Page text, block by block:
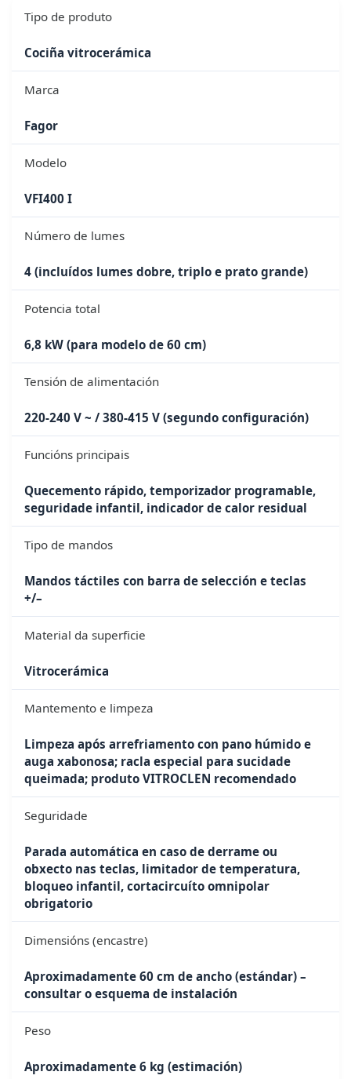
Tipo de produto
Cociña vitrocerámica
Marca
Fagor
Modelo
VFI400 I
Número de lumes
4 (incluídos lumes dobre, triplo e prato grande)
Potencia total
6,8 kW (para modelo de 60 cm)
Tensión de alimentación
220-240 V ~ / 380-415 V (segundo configuración)
Funcións principais
Quecemento rápido, temporizador programable,
seguridade infantil, indicador de calor residual
Tipo de mandos
Mandos táctiles con barra de selección e teclas
+/–
Material da superficie
Vitrocerámica
Mantemento e limpeza
Limpeza após arrefriamento con pano húmido e
auga xabonosa; racla especial para sucidade
queimada; produto VITROCLEN recomendado
Seguridade
Parada automática en caso de derrame ou
obxecto nas teclas, limitador de temperatura,
bloqueo infantil, cortacircuíto omnipolar
obrigatorio
Dimensións (encastre)
Aproximadamente 60 cm de ancho (estándar) –
consultar o esquema de instalación
Peso
Aproximadamente 6 kg (estimación)